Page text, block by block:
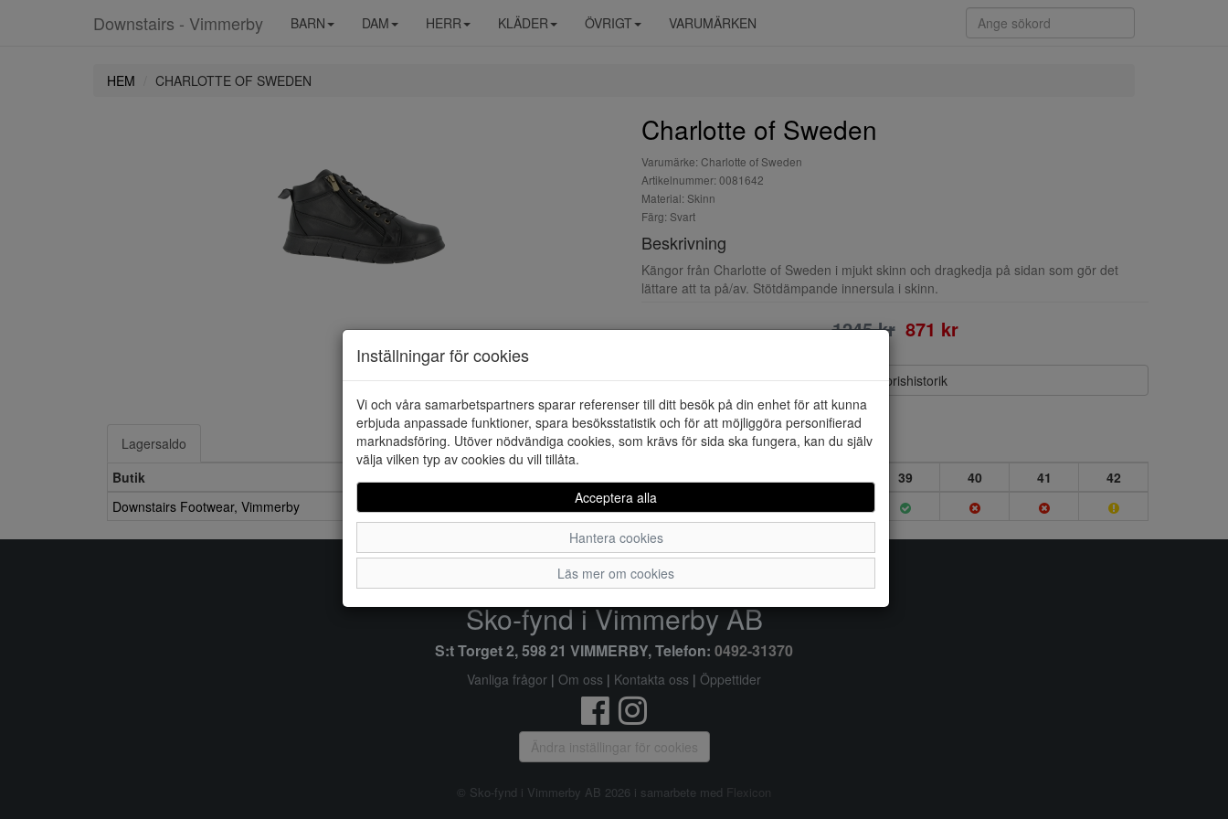
Downstairs - Vimmerby BARN DAM HERR KLÄDER ÖVRIGT VARUMÄRKEN
HEM CHARLOTTE OF SWEDEN
Charlotte of Sweden
Varumärke: Charlotte of Sweden
Artikelnummer: 0081642
Material: Skinn
Färg: Svart
Beskrivning
Kängor från Charlotte of Sweden i mjukt skinn och dragkedja på sidan som gör det
lättare att ta på/av. Stötdämpande innersula i skinn.
1245 kr 871 kr
Visa prishistorik
Lagersaldo
Butik
36 37 38 39 40 41
42
Downstairs Footwear, Vimmerby
Inställningar för cookies
Vi och våra samarbetspartners sparar referenser till ditt besök på din enhet för att kunna
erbjuda anpassade funktioner, spara besöksstatistik och för att möjliggöra personifierad
marknadsföring. Utöver nödvändiga cookies, som krävs för sida ska fungera, kan du själv
välja vilken typ av cookies du vill tillåta.
Acceptera alla
Hantera cookies
Läs mer om cookies
Sko-fynd i Vimmerby AB
S:t Torget 2, 598 21 VIMMERBY, Telefon: 0492-31370
Vanliga frågor | Om oss | Kontakta oss | Öppettider
Ändra inställingar för cookies
© Sko-fynd i Vimmerby AB 2026 i samarbete med Flexicon